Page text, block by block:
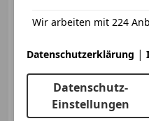
05/2023 63 000 km
Gebrauchtwagenzentrum Tirol
Wir arbeiten mit 224
Datenschutzerklärung |
Datenschutz-
Einstellungen